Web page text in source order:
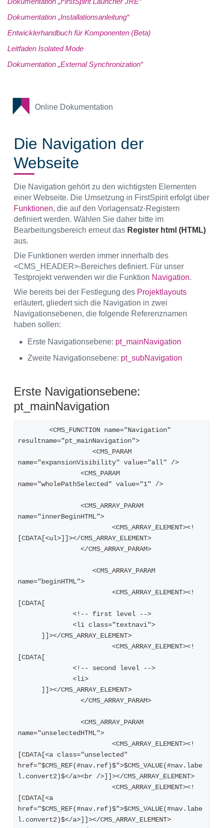
Dokumentation „Installationsanleitung“
Entwicklerhandbuch für Komponenten (Beta)
Leitfaden Isolated Mode
Dokumentation „External Synchronization“
Online Dokumentation
Die Navigation der
Webseite
Die Navigation gehört zu den wichtigsten Elementen
einer Webseite. Die Umsetzung in FirstSpirit erfolgt über
Funktionen, die auf den Vorlagensatz-Registern
definiert werden. Wählen Sie daher bitte im
Bearbeitungsbereich erneut das Register html (HTML)
aus.
Die Funktionen werden immer innerhalb des
<CMS_HEADER>-Bereiches definiert. Für unser
Testprojekt verwenden wir die Funktion Navigation.
Wie bereits bei der Festlegung des Projektlayouts
erläutert, gliedert sich die Navigation in zwei
Navigationsebenen, die folgende Referenznamen
haben sollen:
Erste Navigationsebene: pt_mainNavigation
Zweite Navigationsebene: pt_subNavigation
Erste Navigationsebene:
pt_mainNavigation
resultname="pt_mainNavigation">
name="expansionVisibility" value="all" />
name="wholePathSelected" value="1" />
name="innerBeginHTML">
[CDATA[<ul>]]></CMS_ARRAY_ELEMENT>
   		</CMS_ARRAY_PARAM>
name="beginHTML">
[CDATA[
              <!-- first level -->
              <li class="textnavi">
      ]]></CMS_ARRAY_ELEMENT>
[CDATA[
              <!-- second level -->
              <li>
      ]]></CMS_ARRAY_ELEMENT>
   		</CMS_ARRAY_PARAM>
name="unselectedHTML">
[CDATA[<a class="unselected"
href="$CMS_REF(#nav.ref)$">$CMS_VALUE(#nav.labe
l.convert2)$</a><br />]]></CMS_ARRAY_ELEMENT>
[CDATA[<a
href="$CMS_REF(#nav.ref)$">$CMS_VALUE(#nav.labe
l.convert2)$</a>]]></CMS_ARRAY_ELEMENT>